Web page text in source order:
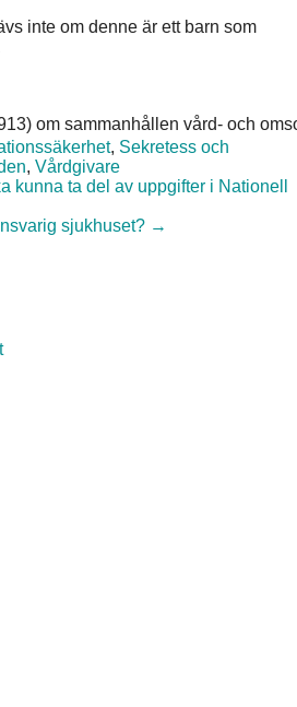
inte om denne är ett barn som
om sammanhållen vård- och
, Sekretess och
, Vårdgivare
kunna ta del av uppgifter i Nationell
sjukhuset? →